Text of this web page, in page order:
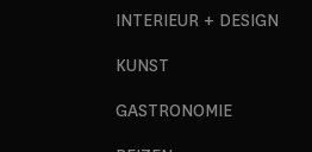
INTERIEUR + DESIGN
KUNST
GASTRONOMIE